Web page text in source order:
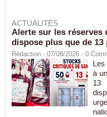
ACTUALITÉS
Alerte sur les réserves
dispose plus que de
Rédaction - 07/08/2026 - 0
à
13